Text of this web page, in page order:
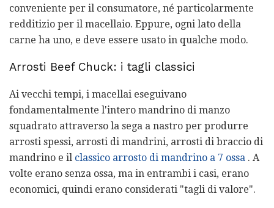
conveniente per il consumatore, né particolarmente
redditizio per il macellaio. Eppure, ogni lato della
carne ha uno, e deve essere usato in qualche modo.
Arrosti Beef Chuck: i tagli classici
Ai vecchi tempi, i macellai eseguivano
fondamentalmente l'intero mandrino di manzo
squadrato attraverso la sega a nastro per produrre
arrosti spessi, arrosti di mandrini, arrosti di braccio di
mandrino e il classico arrosto di mandrino a 7 ossa . A
volte erano senza ossa, ma in entrambi i casi, erano
economici, quindi erano considerati "tagli di valore".